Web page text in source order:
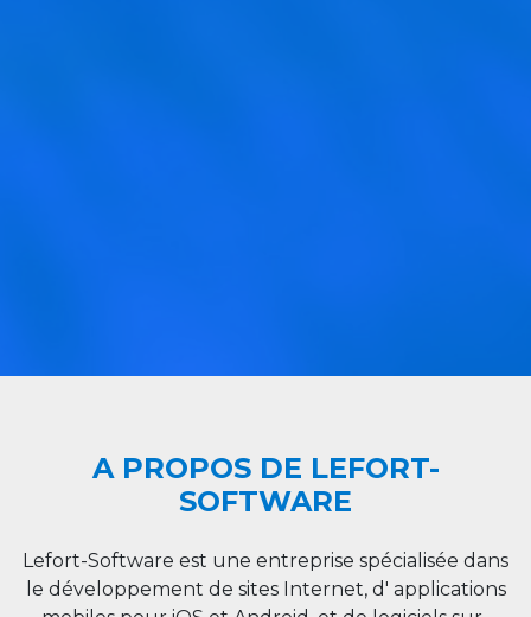
A PROPOS DE LEFORT-
SOFTWARE
Lefort-Software est une entreprise spécialisée dans
le développement de sites Internet, d' applications